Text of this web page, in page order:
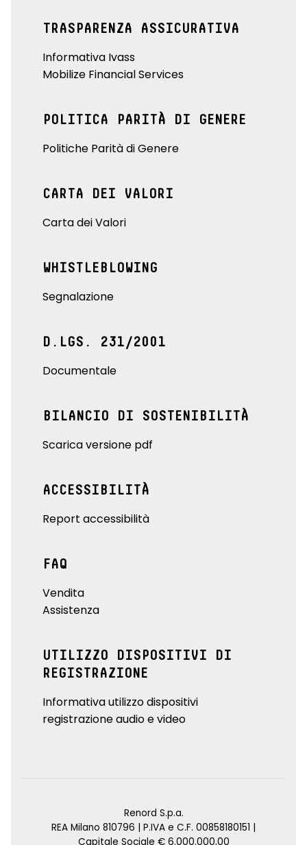
TRASPARENZA ASSICURATIVA
Informativa Ivass
Mobilize Financial Services
POLITICA PARITÀ DI GENERE
Politiche Parità di Genere
CARTA DEI VALORI
Carta dei Valori
WHISTLEBLOWING
Segnalazione
D.LGS. 231/2001
Documentale
BILANCIO DI SOSTENIBILITÀ
Scarica versione pdf
ACCESSIBILITÀ
Report accessibilità
FAQ
Vendita
Assistenza
UTILIZZO DISPOSITIVI DI
REGISTRAZIONE
Informativa utilizzo dispositivi
registrazione audio e video
Renord S.p.a.
REA Milano 810796 | P.IVA e C.F. 00858180151 |
Capitale Sociale € 6.000.000,00